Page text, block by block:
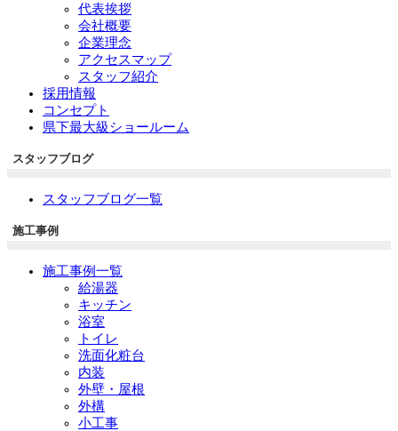
代表挨拶
会社概要
企業理念
アクセスマップ
スタッフ紹介
採用情報
コンセプト
県下最大級ショールーム
スタッフブログ
スタッフブログ一覧
施工事例
施工事例一覧
給湯器
キッチン
浴室
トイレ
洗面化粧台
内装
外壁・屋根
外構
小工事